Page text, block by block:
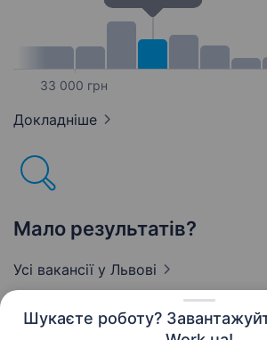
Шукаєте роботу?
33 000 грн
Докладніше
Мало результатів?
Усі вакансії у Львові